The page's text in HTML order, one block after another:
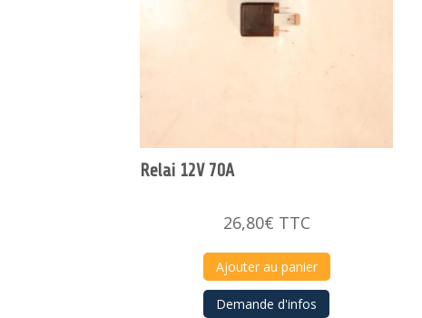
Relai 12V 70A
26,80€ TTC
Ajouter au panier
Demande d'infos